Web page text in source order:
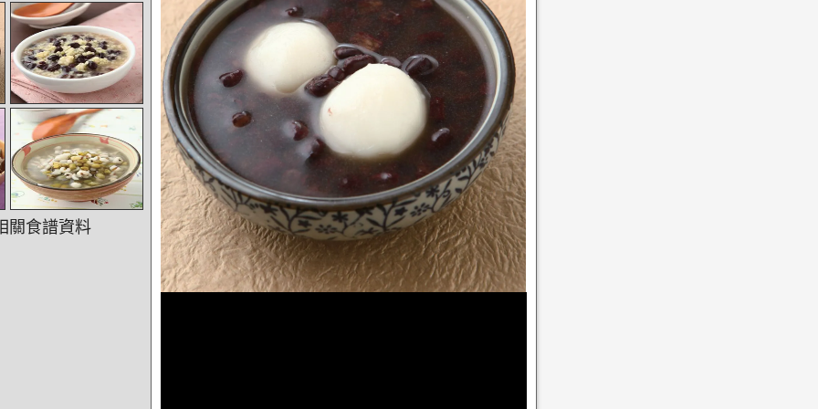
關食譜資料